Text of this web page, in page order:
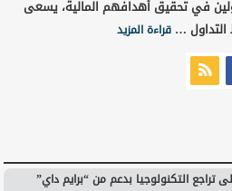
في تحقيق أهدافهم المالية، يسعى
التداول …قراءة المزيد
تراجع التكنولوجيا بدعم من “برايم داي”